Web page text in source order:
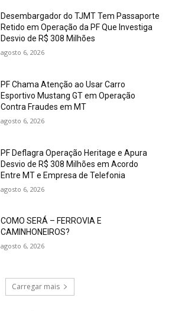
Desembargador do TJMT Tem Passaporte
Retido em Operação da PF Que Investiga
Desvio de R$ 308 Milhões
agosto 6, 2026
PF Chama Atenção ao Usar Carro
Esportivo Mustang GT em Operação
Contra Fraudes em MT
agosto 6, 2026
PF Deflagra Operação Heritage e Apura
Desvio de R$ 308 Milhões em Acordo
Entre MT e Empresa de Telefonia
agosto 6, 2026
COMO SERÁ – FERROVIA E
CAMINHONEIROS?
agosto 6, 2026
Carregar mais